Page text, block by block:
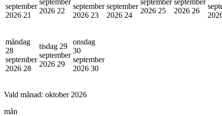
september
2026 21
2026 22
september
2026 23
september
2026 24
2026 25
2026 26
måndag
28
september
2026 28
tisdag 29
september
2026 29
onsdag
30
september
2026 30
Vald månad: oktober 2026
mån